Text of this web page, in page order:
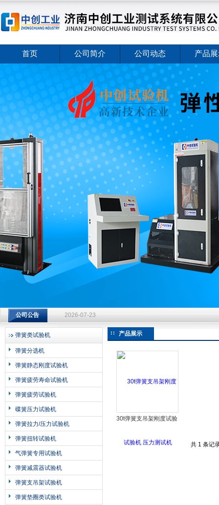
济南中创工业测试系统有限公司
首页 公司简介 公司动态 产品
公司公告 2026-07-23
钻杆扭转试验台选型指南：从额定扭矩到加载频率的工况适配
2026-07-23
钻杆扭转试验台选型指南：从额定扭矩到加载频率的工况适配
2026-07-23
弹簧类试验机
弹簧分选机
弹簧静态刚度试验机
弹簧疲劳寿命试验机
弹簧疲劳试验机
碟簧压力试验机
弹簧拉力/压力试验机
弹簧扭转试验机
气弹簧专用试验机
弹簧减震器试验机
弹簧支吊架试验机
弹簧垫圈类试验机
产品展示
30t弹簧支吊架刚度试验
共 1 条记